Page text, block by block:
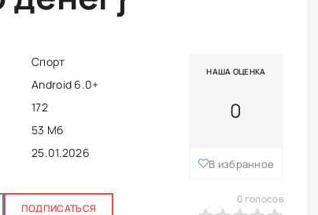
Спорт
Android 6.0+
172
53 Мб
25.01.2026
НАША ОЦЕНКА
0
В избранное
ПОДПИСАТЬСЯ
0 голосов